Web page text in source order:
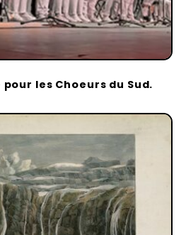
les Choeurs du Sud.